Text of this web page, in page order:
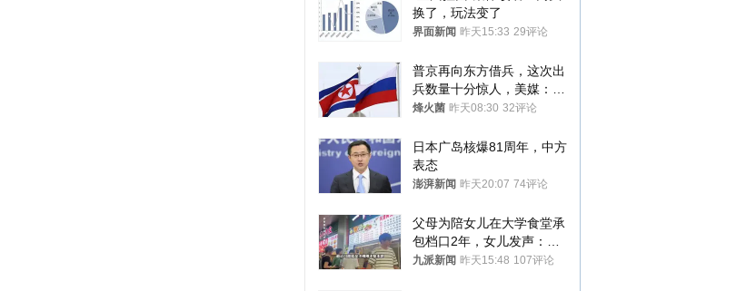
换了，玩法变了
界面新闻 昨天15:33 29评论
普京再向东方借兵，这次出
兵数量十分惊人，美媒：俄
朝要动真格？
烽火菌 昨天08:30 32评论
日本广岛核爆81周年，中方
表态
澎湃新闻 昨天20:07 74评论
父母为陪女儿在大学食堂承
包档口2年，女儿发声：初
衷是为了陪伴，毕业后将不
九派新闻 昨天15:48 107评论